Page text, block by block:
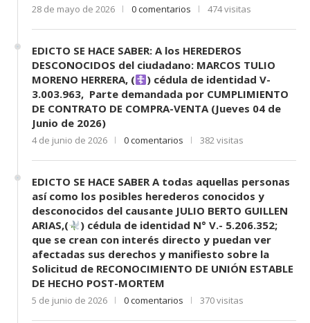
28 de mayo de 2026 0 comentarios 474 visitas
EDICTO SE HACE SABER: A los HEREDEROS
DESCONOCIDOS del ciudadano: MARCOS TULIO
MORENO HERRERA, (
) cédula de identidad V-
3.003.963, Parte demandada por CUMPLIMIENTO
DE CONTRATO DE COMPRA-VENTA (Jueves 04 de
Junio de 2026)
4 de junio de 2026 0 comentarios 382 visitas
EDICTO SE HACE SABER A todas aquellas personas
así como los posibles herederos conocidos y
desconocidos del causante JULIO BERTO GUILLEN
ARIAS,(
) cédula de identidad N° V.- 5.206.352;
que se crean con interés directo y puedan ver
afectadas sus derechos y manifiesto sobre la
Solicitud de RECONOCIMIENTO DE UNIÓN ESTABLE
DE HECHO POST-MORTEM
5 de junio de 2026 0 comentarios 370 visitas